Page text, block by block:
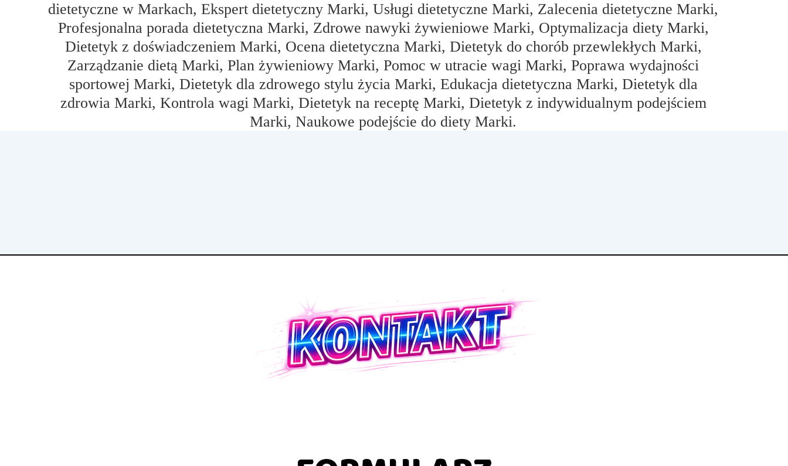
dietetyczne w Markach, Ekspert dietetyczny Marki, Usługi dietetyczne Marki, Zalecenia dietetyczne Marki,
Profesjonalna porada dietetyczna Marki, Zdrowe nawyki żywieniowe Marki, Optymalizacja diety Marki,
Dietetyk z doświadczeniem Marki, Ocena dietetyczna Marki, Dietetyk do chorób przewlekłych Marki,
Zarządzanie dietą Marki, Plan żywieniowy Marki, Pomoc w utracie wagi Marki, Poprawa wydajności
sportowej Marki, Dietetyk dla zdrowego stylu życia Marki, Edukacja dietetyczna Marki, Dietetyk dla
zdrowia Marki, Kontrola wagi Marki, Dietetyk na receptę Marki, Dietetyk z indywidualnym podejściem
Marki, Naukowe podejście do diety Marki.